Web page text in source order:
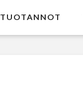
TUOTANNOT